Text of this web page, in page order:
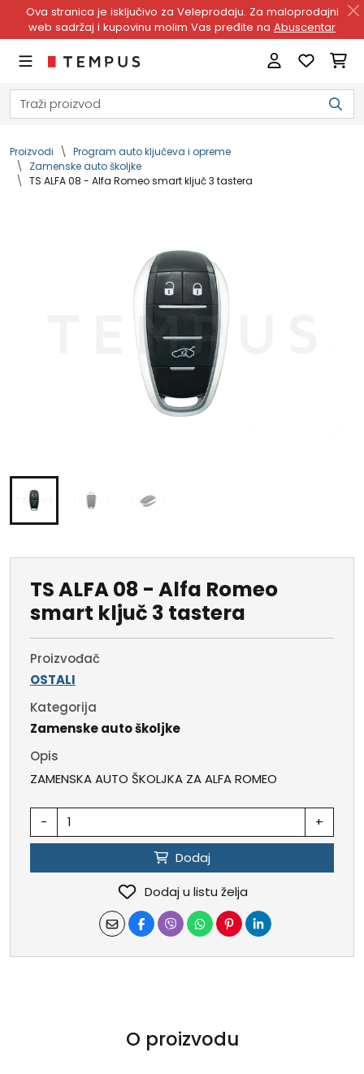
Ova stranica je isključivo za Veleprodaju. Za maloprodajni
web sadržaj i kupovinu molim Vas pređite na Abuscentar
Proizvodi
Program auto ključeva i opreme
Zamenske auto školjke
TS ALFA 08 - Alfa Romeo smart ključ 3 tastera
TS ALFA 08 - Alfa Romeo
smart ključ 3 tastera
Proizvođač
OSTALI
Kategorija
Zamenske auto školjke
Opis
ZAMENSKA AUTO ŠKOLJKA ZA ALFA ROMEO
- +
Dodaj
Dodaj u listu želja
O proizvodu